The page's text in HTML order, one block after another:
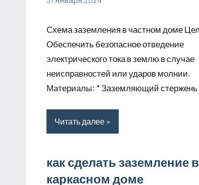
phoenex_ru
Схема заземления в частном доме
Обеспечить безопасное отведение
электрического тока в землю в случае
неисправностей или ударов молнии.
Материалы: * Заземляющий
Читать далее
как сделать заземление в
каркасном доме